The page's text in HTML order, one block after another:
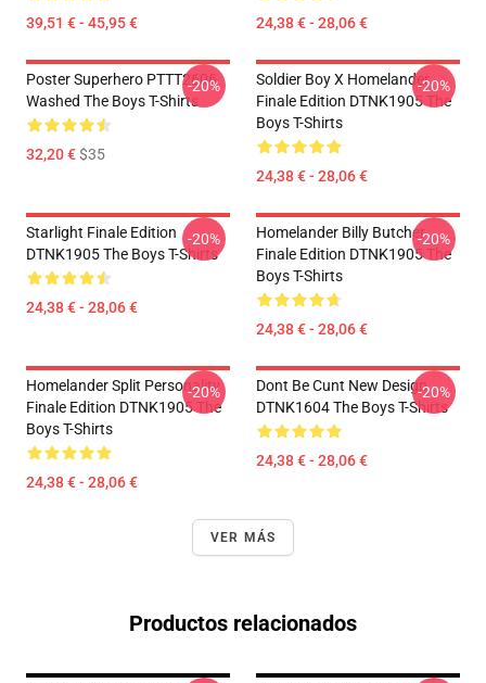
39,51 € - 45,95 € 24,38 € - 28,06 €
Poster Superhero PTTT2606
Washed The Boys T-Shirts
32,20 €$35
-20%
Soldier Boy X Homelander
Finale Edition DTNK1905 The
Boys T-Shirts
24,38 € - 28,06 €
-20%
Starlight Finale Edition
DTNK1905 The Boys T-Shirts
24,38 € - 28,06 €
-20%
Homelander Billy Butcher
Finale Edition DTNK1905 The
Boys T-Shirts
24,38 € - 28,06 €
-20%
Homelander Split Personality
Finale Edition DTNK1905 The
Boys T-Shirts
24,38 € - 28,06 €
-20%
Dont Be Cunt New Design
DTNK1604 The Boys T-Shirts
24,38 € - 28,06 €
-20%
VER MÁS
Productos relacionados